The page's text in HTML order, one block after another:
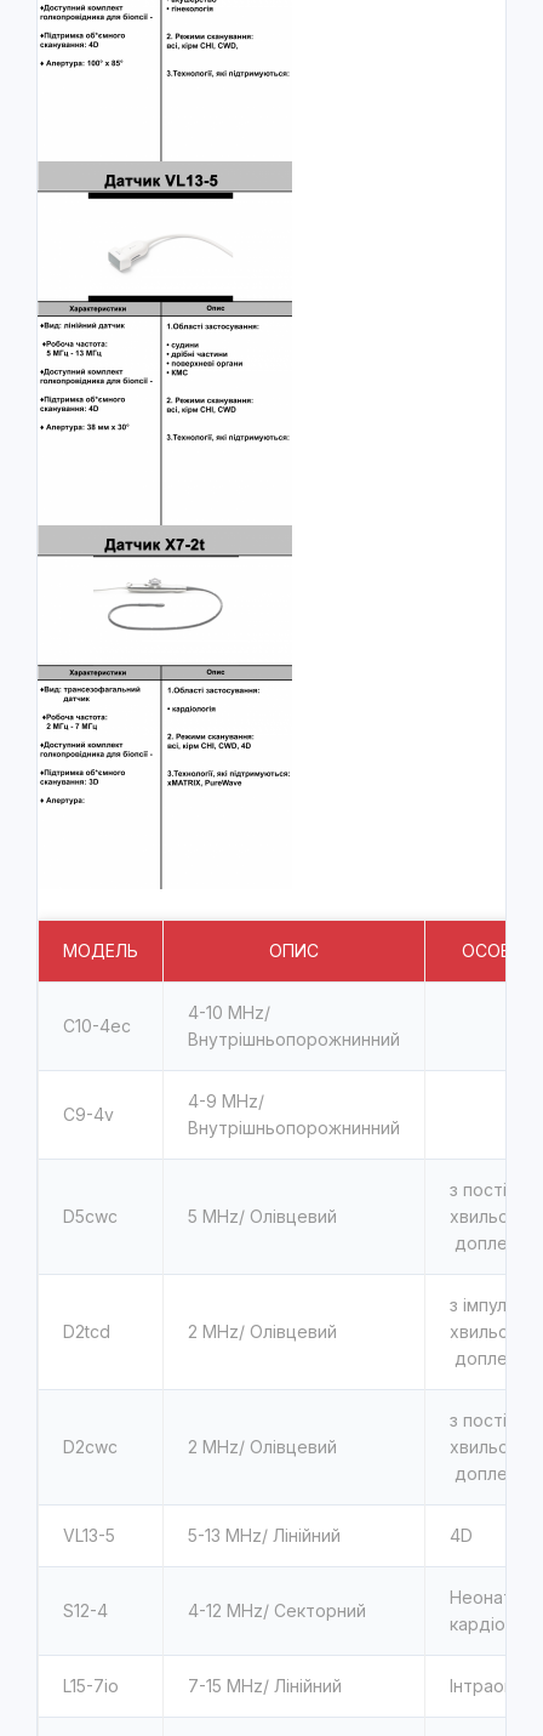
МОДЕЛЬ ОПИС
C10-4ec
4-10 MHz/
Внутрішньопорожнинний
C9-4v
4-9 MHz/
Внутрішньопорожнинний
D5cwc 5 MHz/ Олівцевий
з постійно-
хвильовим
доплером
D2tcd 2 MHz/ Олівцевий
з
хвильовим
доплером
D2cwc 2 MHz/ Олівцевий
з постійно-
хвильовим
доплером
VL13-5 5-13 MHz/ Лінійний 4D
S12-4 4-12 MHz/ Секторний
L15-7io 7-15 MHz/ Лінійний